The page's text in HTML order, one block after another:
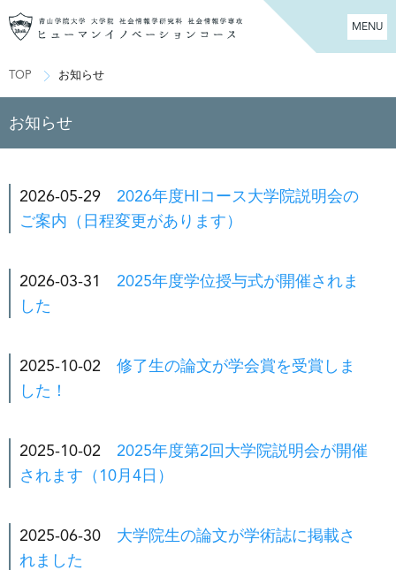
MENU
TOP お知らせ
お知らせ
2026-05-29 2026年度HIコース大学院説明会の
ご案内（日程変更があります）
2026-03-31 2025年度学位授与式が開催されま
した
2025-10-02 修了生の論文が学会賞を受賞しま
した！
2025-10-02 2025年度第2回大学院説明会が開催
されます（10月4日）
2025-06-30 大学院生の論文が学術誌に掲載さ
れました